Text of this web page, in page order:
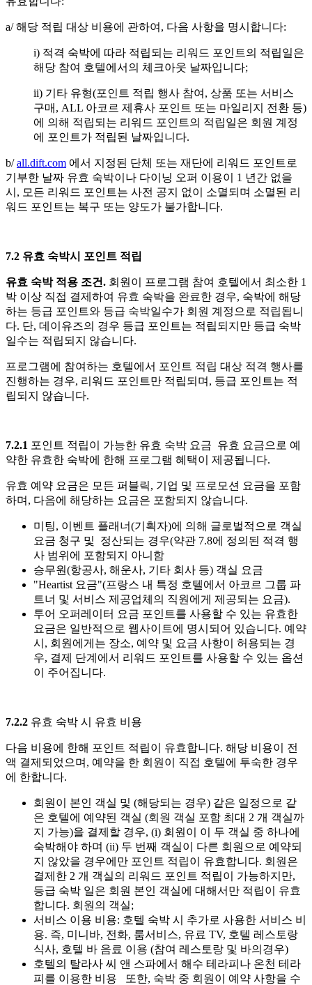
a/ 해당 적립 대상 비용에 관하여, 다음 사항을 명시합니다:
i) 적격 숙박에 따라 적립되는 리워드 포인트의 적립일은
해당 참여 호텔에서의 체크아웃 날짜입니다;
ii) 기타 유형(포인트 적립 행사 참여, 상품 또는 서비스
구매, ALL 아코르 제휴사 포인트 또는 마일리지 전환 등)
에 의해 적립되는 리워드 포인트의 적립일은 회원 계정
에 포인트가 적립된 날짜입니다.
b/all.dift.com 에서 지정된 단체 또는 재단에 리워드 포인트로
기부한 날짜 유효 숙박이나 다이닝 오퍼 이용이 1 년간 없을
시, 모든 리워드 포인트는 사전 공지 없이 소멸되며 소멸된 리
워드 포인트는 복구 또는 양도가 불가합니다.
7.2 유효 숙박시 포인트 적립
유효 숙박 적용 조건. 회원이 프로그램 참여 호텔에서 최소한 1
박 이상 직접 결제하여 유효 숙박을 완료한 경우, 숙박에 해당
하는 등급 포인트와 등급 숙박일수가 회원 계정으로 적립됩니
다. 단, 데이유즈의 경우 등급 포인트는 적립되지만 등급 숙박
일수는 적립되지 않습니다.
프로그램에 참여하는 호텔에서 포인트 적립 대상 적격 행사를
진행하는 경우, 리워드 포인트만 적립되며, 등급 포인트는 적
립되지 않습니다.
7.2.1 포인트 적립이 가능한 유효 숙박 요금 유효 요금으로 예
약한 유효한 숙박에 한해 프로그램 혜택이 제공됩니다.
유효 예약 요금은 모든 퍼블릭, 기업 및 프로모션 요금을 포함
하며, 다음에 해당하는 요금은 포함되지 않습니다.
미팅, 이벤트 플래너(기획자)에 의해 글로벌적으로 객실
요금 청구 및 정산되는 경우(약관 7.8에 정의된 적격 행
사 범위에 포함되지 아니함
승무원(항공사, 해운사, 기타 회사 등) 객실 요금
"Heartist 요금"(프랑스 내 특정 호텔에서 아코르 그룹 파
트너 및 서비스 제공업체의 직원에게 제공되는 요금).
투어 오퍼레이터 요금 포인트를 사용할 수 있는 유효한
요금은 일반적으로 웹사이트에 명시되어 있습니다. 예약
시, 회원에게는 장소, 예약 및 요금 사항이 허용되는 경
우, 결제 단계에서 리워드 포인트를 사용할 수 있는 옵션
이 주어집니다.
7.2.2 유효 숙박 시 유효 비용
다음 비용에 한해 포인트 적립이 유효합니다. 해당 비용이 전
액 결제되었으며, 예약을 한 회원이 직접 호텔에 투숙한 경우
에 한합니다.
회원이 본인 객실 및 (해당되는 경우) 같은 일정으로 같
은 호텔에 예약된 객실 (회원 객실 포함 최대 2 개 객실까
지 가능)을 결제할 경우, (i) 회원이 이 두 객실 중 하나에
숙박해야 하며 (ii) 두 번째 객실이 다른 회원으로 예약되
지 않았을 경우에만 포인트 적립이 유효합니다. 회원은
결제한 2 개 객실의 리워드 포인트 적립이 가능하지만,
등급 숙박 일은 회원 본인 객실에 대해서만 적립이 유효
합니다. 회원의 객실;
서비스 이용 비용: 호텔 숙박 시 추가로 사용한 서비스 비
용. 즉, 미니바, 전화, 룸서비스, 유료 TV, 호텔 레스토랑
식사, 호텔 바 음료 이용 (참여 레스토랑 및 바의경우)
호텔의 탈라사 씨 앤 스파에서 해수 테라피나 온천 테라
피를 이용한 비용 또한, 숙박 중 회원이 예약 사항을 수